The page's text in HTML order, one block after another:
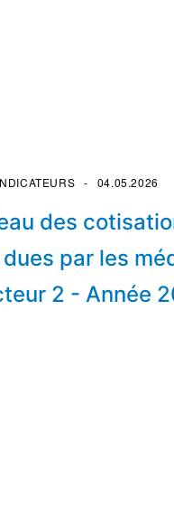
des
par les
2 - Année
04.05.2026